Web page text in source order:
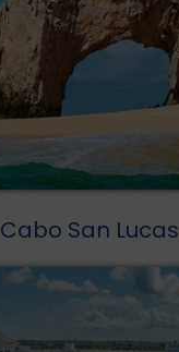
Cabo San Lucas